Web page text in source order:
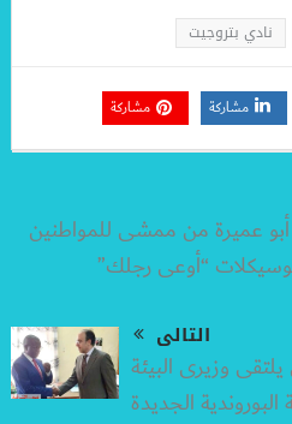
نادي بتروجيت
مشاركة مشاركة
عميرة من ممشى للمواطنين
“أوعى رجلك”
التالى
وزيرى البيئة
الجديدة